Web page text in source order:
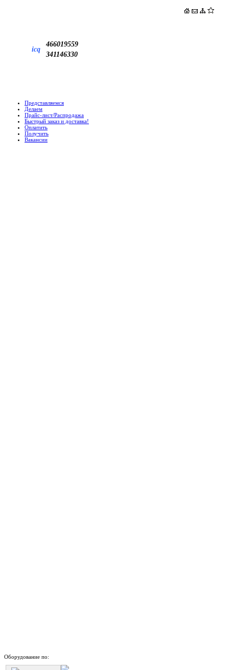
icq
466019559
341146330
Представляемся
Делаем
Прайс-лист/Распродажа
Быстрый заказ и доставка!
Оплатить
Получить
Вакансии
Оборудование по: